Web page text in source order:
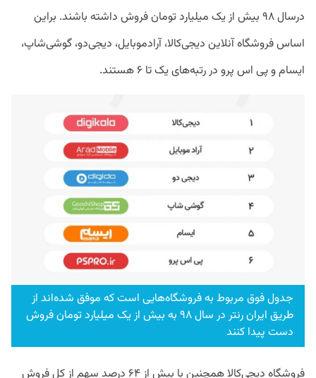
درسال ۹۸ بیش از یک میلیارد تومان فروش داشته باشند. براین
اساس فروشگاه آنلاین دیجی‌کالا، آرادموبایل، دیجی‌دو، گوشی‌شاپ،
ایسام و پی اس پرو در رتبه‌های یک تا ۶ هستند.
جدول فوق مربوط به فروشگاه‌هایی است که موفق شده‌اند از
طریق ایران‌ رنتر در سال ۹۸ به بیش از یک میلیارد تومان فروش
دست پیدا کنند
فروشگاه دیجی‌کالا همچنین با بیش از ۶۴ درصد سهم از کل فروش